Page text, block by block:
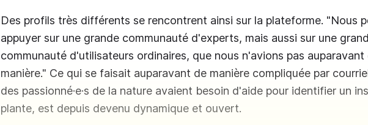
Des profils très différents se rencontrent ainsi sur la plateforme. "Nous
appuyer sur une grande communauté d'experts, mais aussi sur une
communauté d'utilisateurs ordinaires, que nous n'avions pas
manière." Ce qui se faisait auparavant de manière compliquée par
des passionné·e·s de la nature avaient besoin d'aide pour identifier un
plante, est depuis devenu dynamique et ouvert.